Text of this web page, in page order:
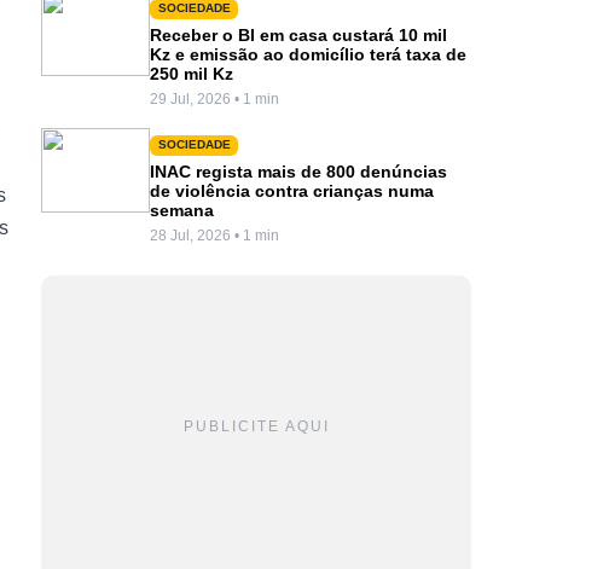
SOCIEDADE
Receber o BI em casa custará 10 mil
Kz e emissão ao domicílio terá taxa de
250 mil Kz
29 Jul, 2026 • 1 min
SOCIEDADE
INAC regista mais de 800 denúncias
de violência contra crianças numa
semana
28 Jul, 2026 • 1 min
PUBLICITE AQUI